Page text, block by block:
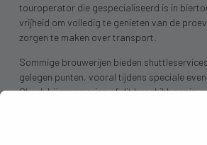
touroperator die gespecialiseerd is in
vrijheid om volledig te genieten van de
zorgen te maken over transport.
Sommige brouwerijen bieden
gelegen punten, vooral tijdens speciale
Check bij reservering of dit beschikbaar is.
openbaar vervoersnetwerk. Een OV-